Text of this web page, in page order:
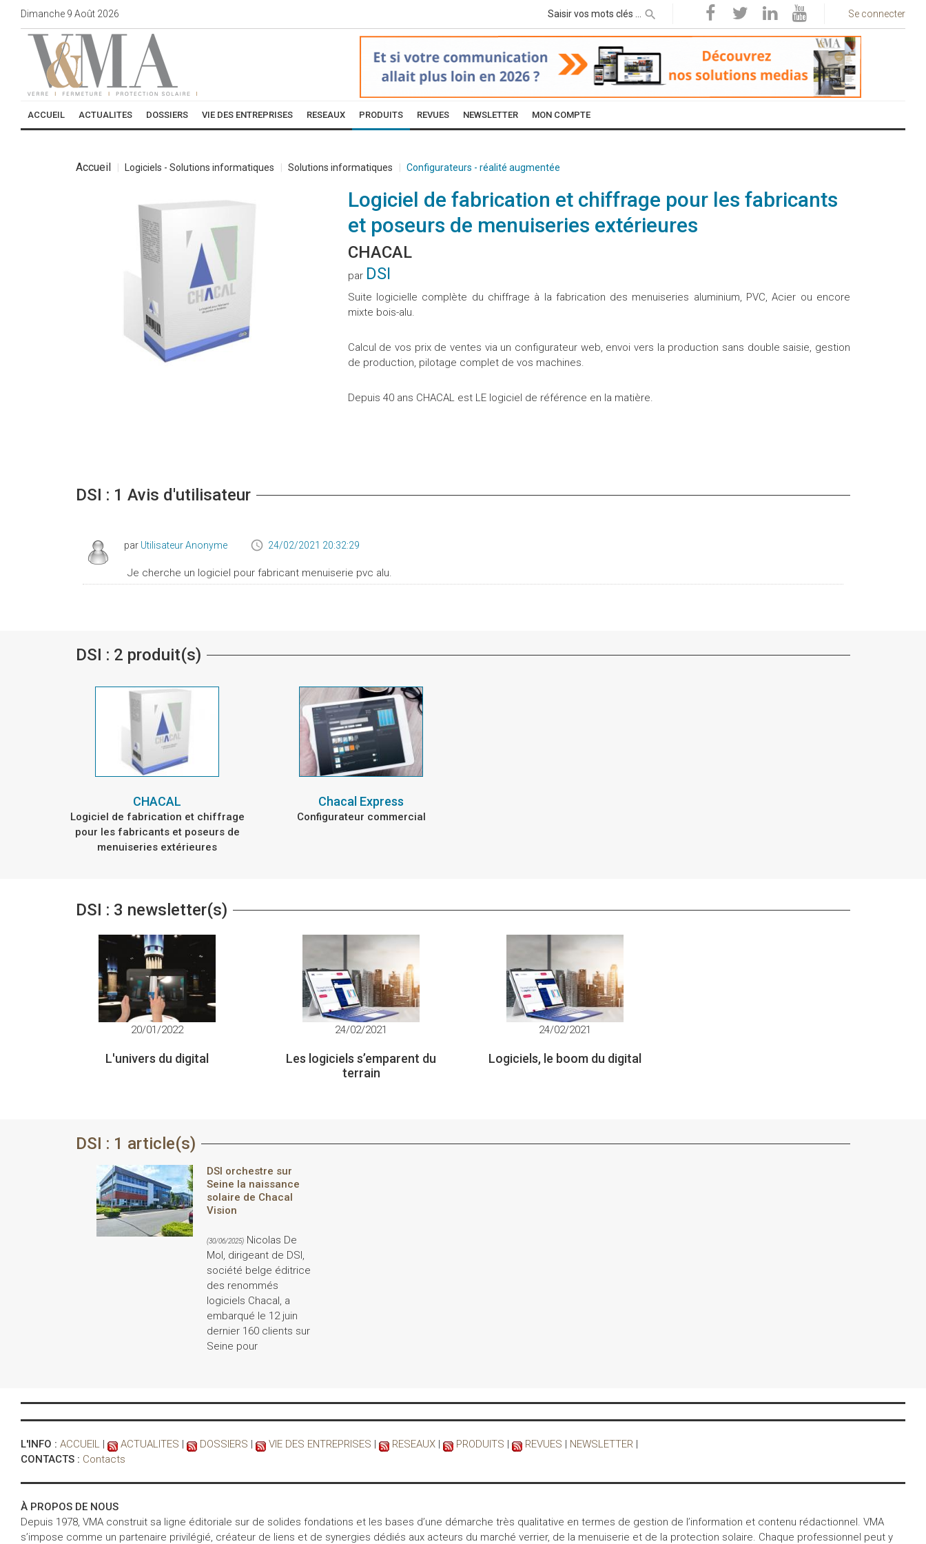
Dimanche 9 Août 2026 Se connecter
ACCUEIL ACTUALITES DOSSIERS VIE DES ENTREPRISES RESEAUX PRODUITS REVUES NEWSLETTER MON COMPTE
Accueil Logiciels - Solutions informatiques Solutions informatiques Configurateurs - réalité augmentée
Logiciel de fabrication et chiffrage pour les fabricants
et poseurs de menuiseries extérieures
CHACAL
par DSI
Suite logicielle complète du chiffrage à la fabrication des menuiseries aluminium, PVC, Acier ou encore
mixte bois-alu.
Calcul de vos prix de ventes via un configurateur web, envoi vers la production sans double saisie, gestion
de production, pilotage complet de vos machines.
Depuis 40 ans CHACAL est LE logiciel de référence en la matière.
DSI : 1 Avis d'utilisateur
par Utilisateur Anonyme 24/02/2021 20:32:29
Je cherche un logiciel pour fabricant menuiserie pvc alu.
DSI : 2 produit(s)
CHACAL
Logiciel de fabrication et chiffrage
pour les fabricants et poseurs de
menuiseries extérieures
Chacal Express
Configurateur commercial
DSI : 3 newsletter(s)
20/01/2022
L'univers du digital
24/02/2021
Les logiciels s’emparent du
terrain
24/02/2021
Logiciels, le boom du digital
DSI : 1 article(s)
DSI orchestre sur
Seine la naissance
solaire de Chacal
Vision
(30/06/2025) Nicolas De
Mol, dirigeant de DSI,
société belge éditrice
des renommés
logiciels Chacal, a
embarqué le 12 juin
dernier 160 clients sur
Seine pour
L'INFO : ACCUEIL | ACTUALITES | DOSSIERS | VIE DES ENTREPRISES | RESEAUX | PRODUITS | REVUES | NEWSLETTER |
CONTACTS : Contacts
À PROPOS DE NOUS
Depuis 1978, VMA construit sa ligne éditoriale sur de solides fondations et les bases d’une démarche très qualitative en termes de gestion de l’information et contenu rédactionnel. VMA
s’impose comme un partenaire privilégié, créateur de liens et de synergies dédiés aux acteurs du marché verrier, de la menuiserie et de la protection solaire. Chaque professionnel peut y